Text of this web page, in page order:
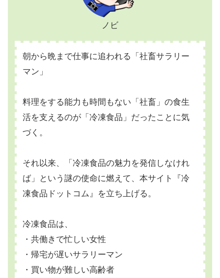
ノビ
朝から晩まで仕事に追われる「社畜サラリー
マン」
料理をする能力も時間もない「社畜」の食生
活を支えるのが「冷凍食品」だったことに気
づく。
それ以来、「冷凍食品の魅力を発信しなけれ
ば」という謎の使命に燃えて、本サイト『冷
凍食品ドットコム』を立ち上げる。
冷凍食品は、
・共働きで忙しい女性
・帰宅が遅いサラリーマン
・買い物が難しい高齢者